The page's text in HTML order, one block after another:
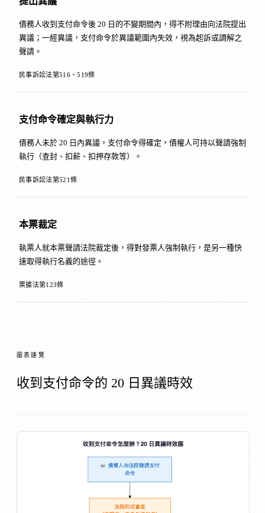
債務人收到支付命令後 20 日的不變期間內，得不附理由向法院提出
異議；一經異議，支付命令於異議範圍內失效，視為起訴或調解之
聲請。
民事訴訟法第516、519條
支付命令確定與執行力
債務人未於 20 日內異議，支付命令得確定，債權人可持以聲請強制
執行（查封、扣薪、扣押存款等）。
民事訴訟法第521條
本票裁定
執票人就本票聲請法院裁定後，得對發票人強制執行，是另一種快
速取得執行名義的途徑。
票據法第123條
圖表速覽
收到支付命令的 20 日異議時效